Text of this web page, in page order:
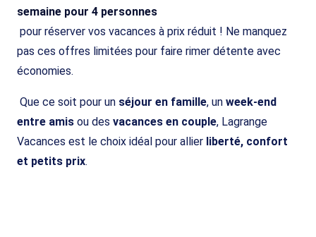
semaine pour 4 personnes
pour réserver vos vacances à prix réduit ! Ne manquez
pas ces offres limitées pour faire rimer détente avec
économies.
Que ce soit pour un séjour en famille, un week-end
entre amis ou des vacances en couple, Lagrange
Vacances est le choix idéal pour allier liberté, confort
et petits prix.